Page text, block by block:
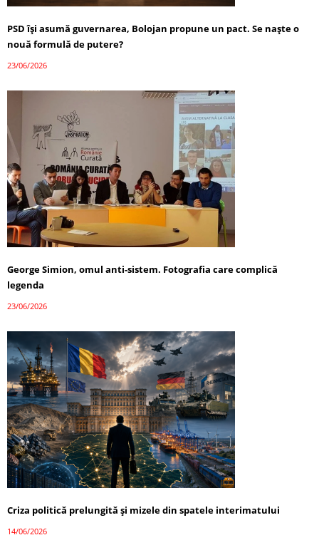
PSD își asumă guvernarea, Bolojan propune un pact. Se naște o
nouă formulă de putere?
23/06/2026
George Simion, omul anti-sistem. Fotografia care complică
legenda
23/06/2026
Criza politică prelungită și mizele din spatele interimatului
14/06/2026